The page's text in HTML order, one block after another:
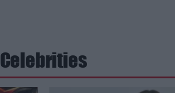
Celebrities